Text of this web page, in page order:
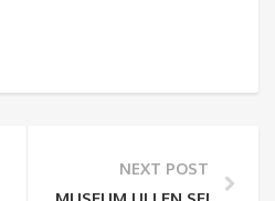
NEXT POST